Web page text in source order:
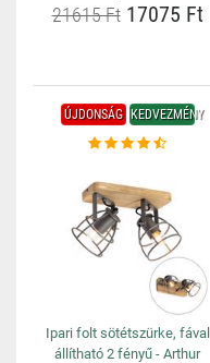
21615 Ft17075 Ft
ÚJDONSÁG KEDVEZMÉNY
Ipari folt sötétszürke, fával
állítható 2 fényű - Arthur